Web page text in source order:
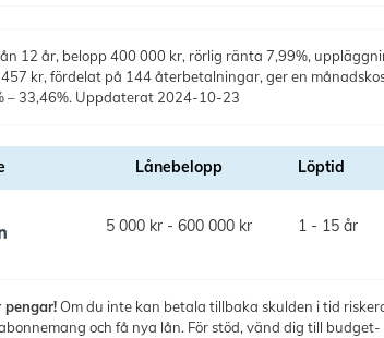
12 år, belopp 400 000 kr, rörlig ränta 7,99%,
kr, fördelat på 144 återbetalningar, ger en
– 33,46%. Uppdaterat 2024-10-23
Lånebelopp Löptid
5 000 kr - 600 000 kr 1 - 15 år
Om du inte kan betala tillbaka skulden i tid
och få nya lån. För stöd, vänd dig till